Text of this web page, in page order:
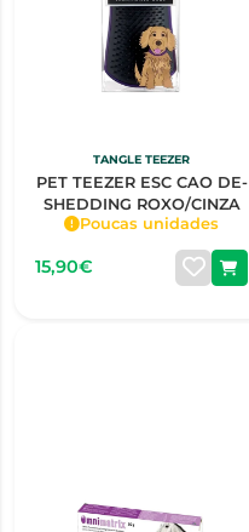
TANGLE TEEZER
PET TEEZER ESC CAO DE-
SHEDDING ROXO/CINZA
Poucas unidades
15,90€